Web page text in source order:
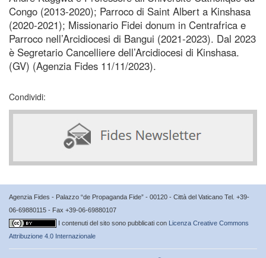
Congo (2013-2020); Parroco di Saint Albert a Kinshasa
(2020-2021); Missionario Fidei donum in Centrafrica e
Parroco nell’Arcidiocesi di Bangui (2021-2023). Dal 2023
è Segretario Cancelliere dell’Arcidiocesi di Kinshasa.
(GV) (Agenzia Fides 11/11/2023).
Condividi:
Agenzia Fides - Palazzo “de Propaganda Fide” - 00120 - Città del Vaticano Tel. +39-
06-69880115 - Fax +39-06-69880107
I contenuti del sito sono pubblicati con Licenza Creative Commons
Attribuzione 4.0 Internazionale